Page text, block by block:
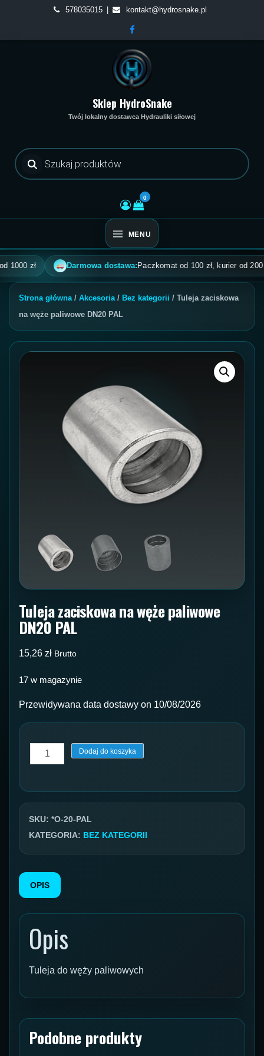
content
578035015 kontakt@hydrosnake.pl
Sklep HydroSnake
Twój lokalny dostawca Hydrauliki siłowej
Wyszukiwarka
produktów
0
MENU
zł Darmowa dostawa:Paczkomat od 100 zł, kurier od 200 zł,
Strona główna/ Akcesoria/ Bez kategorii / Tuleja zaciskowa
na węże paliwowe DN20 PAL
Tuleja zaciskowa na węże paliwowe
DN20 PAL
15,26 zł Brutto
17 w magazynie
Przewidywana data dostawy on 10/08/2026
ilość
Tuleja
węże
paliwowe
Dodaj do koszyka
SKU: *O-20-PAL
KATEGORIA: BEZ KATEGORII
OPIS
Opis
Tuleja do węży paliwowych
Podobne produkty